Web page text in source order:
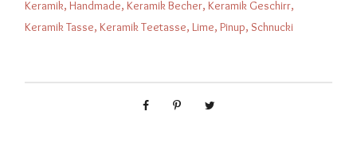
Keramik, Handmade, Keramik Becher, Keramik Geschirr,
Keramik Tasse, Keramik Teetasse, Lime, Pinup, Schnucki